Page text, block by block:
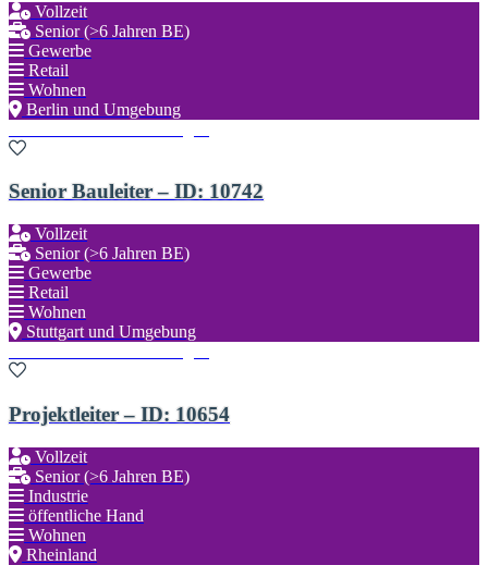
Vollzeit
Senior (>6 Jahren BE)
Gewerbe
Retail
Wohnen
Berlin und Umgebung
Senior Bauleiter – ID: 10742
Vollzeit
Senior (>6 Jahren BE)
Gewerbe
Retail
Wohnen
Stuttgart und Umgebung
Projektleiter – ID: 10654
Vollzeit
Senior (>6 Jahren BE)
Industrie
öffentliche Hand
Wohnen
Rheinland